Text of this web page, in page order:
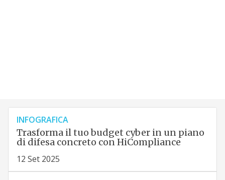
INFOGRAFICA
Trasforma il tuo budget cyber in un piano
di difesa concreto con HiCompliance
12 Set 2025